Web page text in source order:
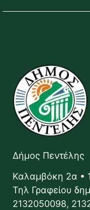
Δήμος Πεντέλης
Καλαμβόκη 2α •
Τηλ Γραφείου
2132050098,